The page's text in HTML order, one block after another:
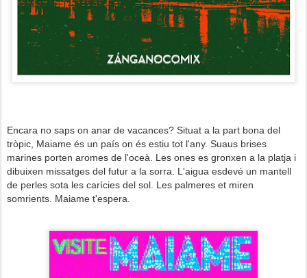
Encara no saps on anar de vacances? Situat a la part bona del
tròpic, Maiame és un país on és estiu tot l'any. Suaus brises
marines porten aromes de l'oceà. Les ones es gronxen a la platja i
dibuixen missatges del futur a la sorra. L'aigua esdevé un mantell
de perles sota les carícies del sol. Les palmeres et miren
somrients. Maiame t'espera.